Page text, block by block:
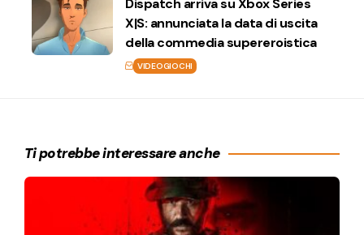
Dispatch arriva su Xbox Series
X|S: annunciata la data di uscita
della commedia supereroistica
VIDEOGIOCHI
Ti potrebbe interessare anche